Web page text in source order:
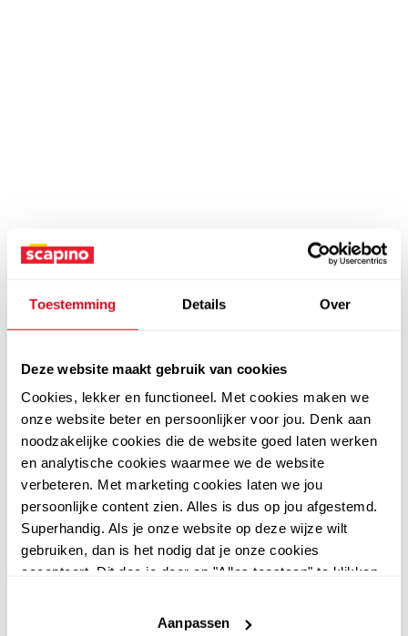
Toestemming Details Over
Deze website maakt gebruik van cookies
Cookies, lekker en functioneel. Met cookies maken we
onze website beter en persoonlijker voor jou. Denk aan
noodzakelijke cookies die de website goed laten werken
en analytische cookies waarmee we de website
verbeteren. Met marketing cookies laten we jou
persoonlijke content zien. Alles is dus op jou afgestemd.
Superhandig. Als je onze website op deze wijze wilt
gebruiken, dan is het nodig dat je onze cookies
accepteert. Dit doe je door op "Alles toestaan" te klikken.
website niet optimaal functioneert.
Aanpassen